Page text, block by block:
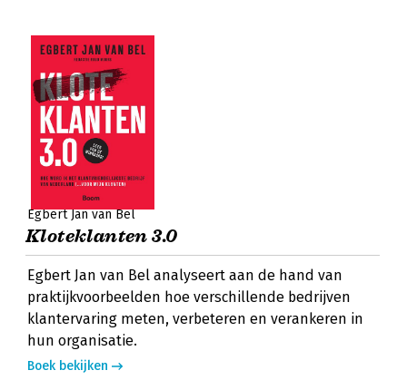
Egbert Jan van Bel
Kloteklanten 3.0
Egbert Jan van Bel analyseert aan de hand van
praktijkvoorbeelden hoe verschillende bedrijven
klantervaring meten, verbeteren en verankeren in
hun organisatie.
Boek bekijken